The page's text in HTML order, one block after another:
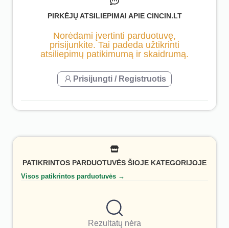
PIRKĖJŲ ATSILIEPIMAI APIE CINCIN.LT
Norėdami įvertinti parduotuvę,
prisijunkite. Tai padeda užtikrinti
atsiliepimų patikimumą ir skaidrumą.
Prisijungti / Registruotis
PATIKRINTOS PARDUOTUVĖS ŠIOJE KATEGORIJOJE
Visos patikrintos parduotuvės →
Rezultatų nėra